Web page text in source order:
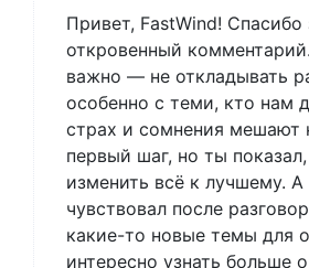
Привет, FastWind! Спасибо
откровенный
важно — не откладывать
особенно с теми, кто нам
страх и сомнения мешают
первый шаг, но ты
изменить всё к лучшему. А
чувствовал после
какие-то новые темы для
интересно узнать больше